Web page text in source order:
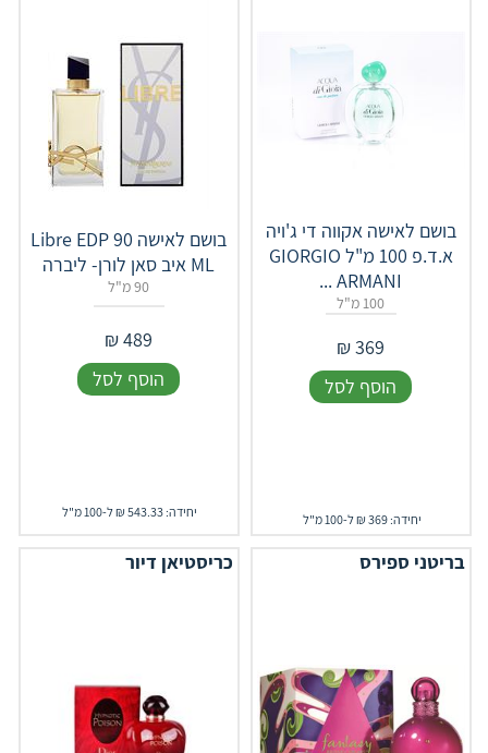
בושם לאישה אקווה די ג'ויה
א.ד.פ 100 מ"ל GIORGIO
ARMANI ...
100 מ"ל
369
₪
הוסף לסל
יחידה: 369 ₪ ל-100 מ"ל
בושם לאישה Libre EDP 90
ML איב סאן לורן- ליברה
90 מ"ל
489
₪
הוסף לסל
יחידה: 543.33 ₪ ל-100 מ"ל
בריטני ספירס כריסטיאן דיור